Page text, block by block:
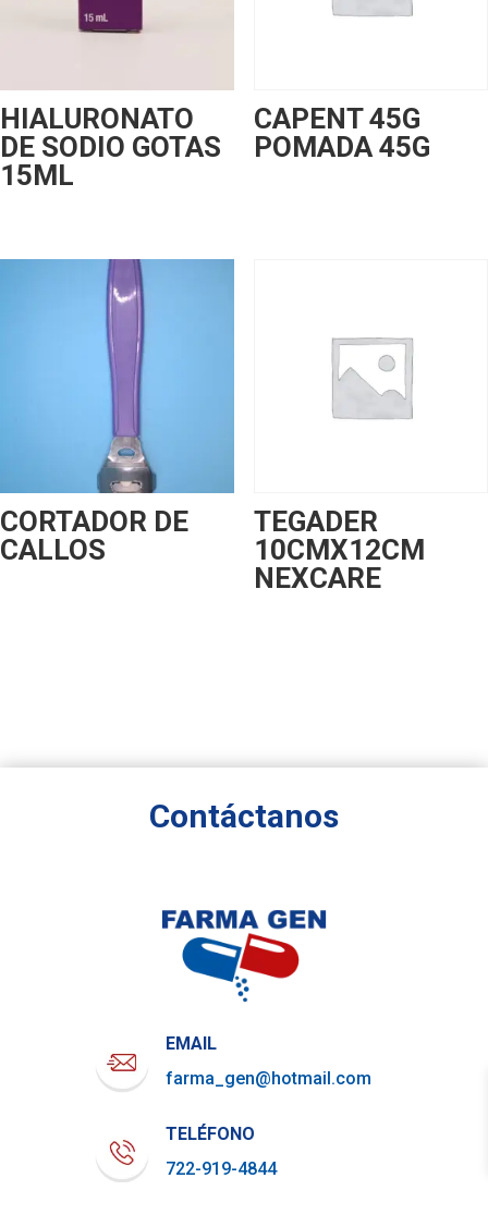
HIALURONATO
DE SODIO GOTAS
15ML
CAPENT 45G
POMADA 45G
CORTADOR DE
CALLOS
TEGADER
10CMX12CM
NEXCARE
Contáctanos
EMAIL
farma_gen@hotmail.com
TELÉFONO
722-919-4844